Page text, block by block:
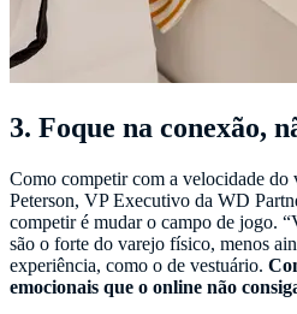
3. Foque na conexão,
Como competir com a velocidade do
Peterson, VP Executivo da WD
competir é mudar o campo de jogo.
são o forte do varejo físico, menos
experiência, como o de vestuário.
emocionais que o online não